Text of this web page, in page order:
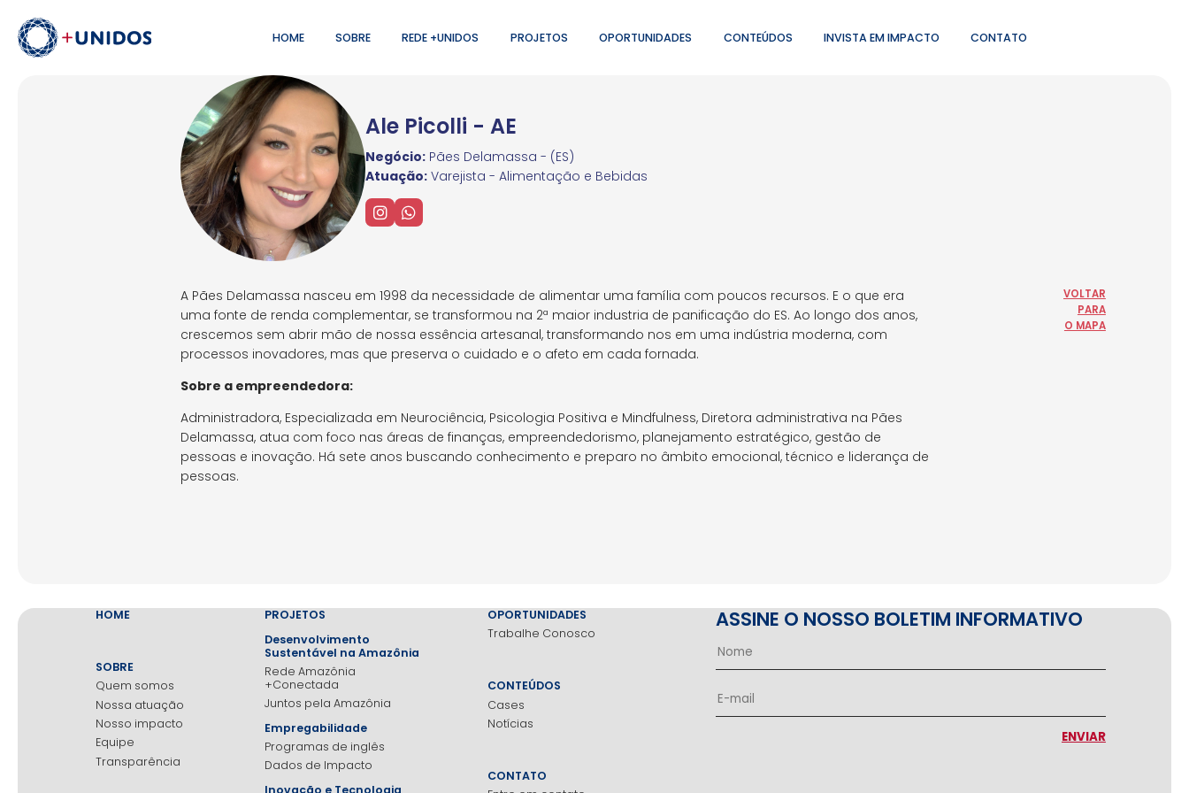
HOME SOBRE REDE +UNIDOS PROJETOS OPORTUNIDADES CONTEÚDOS INVISTA EM IMPACTO CONTATO
Ale Picolli - AE
Negócio: Pães Delamassa - (ES)
Atuação: Varejista - Alimentação e Bebidas
A Pães Delamassa nasceu em 1998 da necessidade de alimentar uma família com poucos recursos. E o que era
uma fonte de renda complementar, se transformou na 2ª maior industria de panificação do ES. Ao longo dos anos,
crescemos sem abrir mão de nossa essência artesanal, transformando nos em uma indústria moderna, com
processos inovadores, mas que preserva o cuidado e o afeto em cada fornada.
Sobre a empreendedora:
Administradora, Especializada em Neurociência, Psicologia Positiva e Mindfulness, Diretora administrativa na Pães
Delamassa, atua com foco nas áreas de finanças, empreendedorismo, planejamento estratégico, gestão de
pessoas e inovação. Há sete anos buscando conhecimento e preparo no âmbito emocional, técnico e liderança de
pessoas.
VOLTAR
PARA
O MAPA
HOME
SOBRE
Quem somos
Nossa atuação
Nosso impacto
Equipe
Transparência
PROJETOS
Desenvolvimento
Sustentável na Amazônia
Rede Amazônia
+Conectada
Juntos pela Amazônia
Empregabilidade
Programas de inglês
Dados de Impacto
Inovação e Tecnologia
OPORTUNIDADES
Trabalhe Conosco
CONTEÚDOS
Cases
Notícias
CONTATO
ASSINE O NOSSO BOLETIM INFORMATIVO